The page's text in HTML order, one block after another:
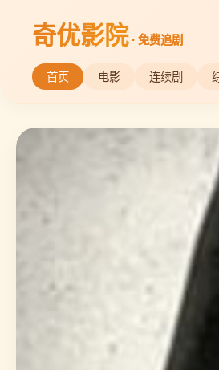
奇优影院· 免费追剧
首页 电影 连续剧